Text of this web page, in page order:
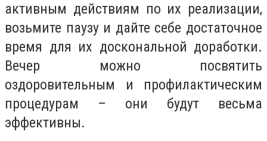
активным действиям по их реализации,
возьмите паузу и дайте себе достаточное
время для их доскональной доработки.
Вечер можно посвятить
оздоровительным и профилактическим
процедурам – они будут весьма
эффективны.